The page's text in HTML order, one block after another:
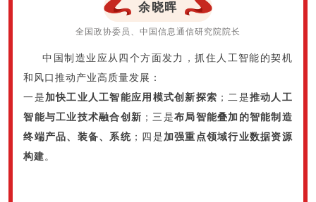
余晓晖
全国政协委员、中国信息通信研究院院长
中国制造业应从四个方面发力，抓住人工智能的契机
和风口推动产业高质量发展：
一是 加快工业人工智能应用模式创新探索 ；二是推动人工
智能与工业技术融合创新 ；三是布局智能叠加的智能制造
终端产品、装备、系统；四是 加强重点领域行业数据资源
构建。